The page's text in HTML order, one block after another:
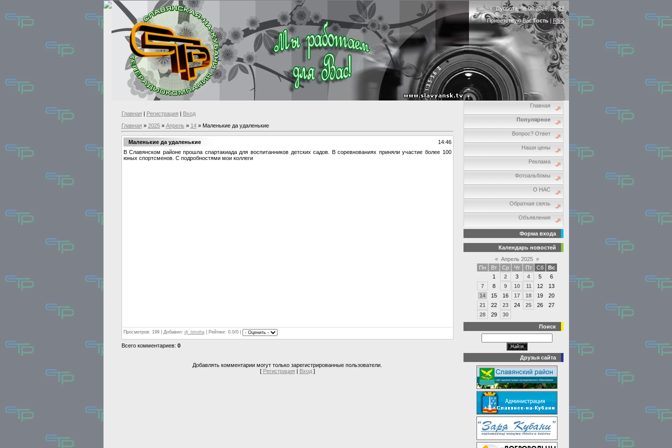
Суббота, 08.08.2026, 12:32
Приветствую ВасГость| RSS
Главная | Регистрация | Вход
Главная » 2025 » Апрель » 14» Маленькие да удаленькие
Маленькие да удаленькие
14:46
В Славянском районе прошла спартакиада для воспитанников детских садов. В соревнованиях приняли участие более 100
юных спортсменов. С подробностями мои коллеги
Просмотров: 199 | Добавил: dj_timoha| Рейтинг: 0.0/0 |
Всего комментариев: 0
Добавлять комментарии могут только зарегистрированные пользователи.
[ Регистрация | Вход]
Главная
Популярное
Вопрос? Ответ
Наши цены
Реклама
Фотоальбомы
О НАС
Обратная связь
Объявления
Форма входа
Календарь новостей
« Апрель 2025 »
Пн
Вт Ср Чт Пт Сб
Вс
1
2 3 4 5
6
7
8 9 10 11 12
13
14
15 16 17 18 19
20
21
22 23 24 25 26
27
28
29
30
Поиск
Друзья сайта